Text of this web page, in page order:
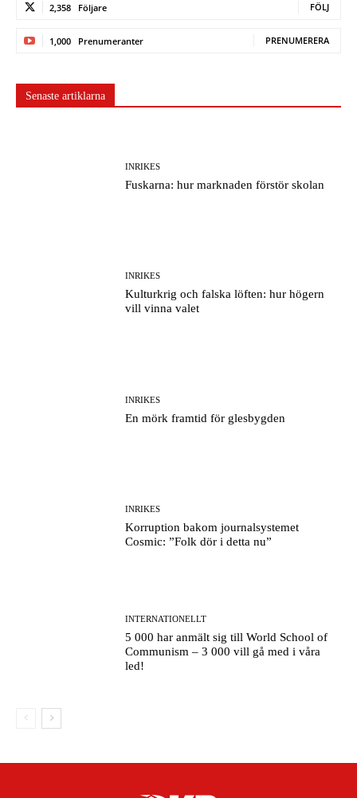
2,358 Följare FÖLJ
1,000 Prenumeranter PRENUMERERA
Senaste artiklarna
INRIKES
Fuskarna: hur marknaden förstör skolan
INRIKES
Kulturkrig och falska löften: hur högern
vill vinna valet
INRIKES
En mörk framtid för glesbygden
INRIKES
Korruption bakom journalsystemet
Cosmic: ”Folk dör i detta nu”
INTERNATIONELLT
5 000 har anmält sig till World School of
Communism – 3 000 vill gå med i våra
led!